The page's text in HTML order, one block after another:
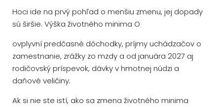
Hoci ide na prvý pohľad o menšiu zmenu, jej dopady
sú širšie. Výška životného minima O
ovplyvní predčasné dôchodky, príjmy uchádzačov o
zamestnanie, zrážky zo mzdy a od januára 2027 aj
rodičovský príspevok, dávky v hmotnej núdzi a
daňové veličiny.
Ak si nie ste istí, ako sa zmena životného minima